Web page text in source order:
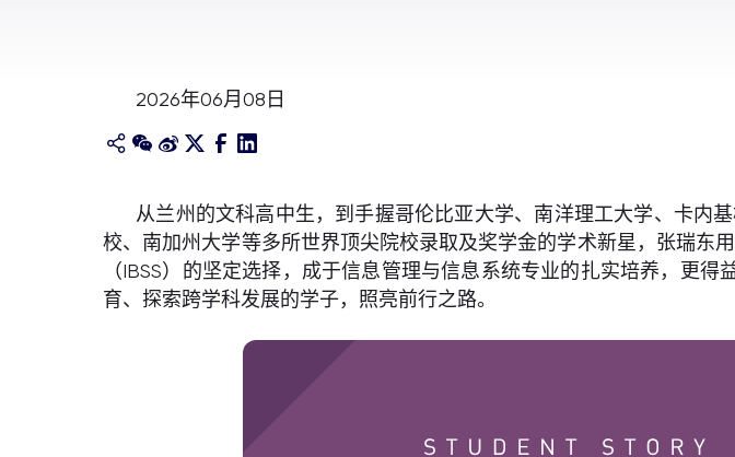
2026年06月08日
从兰州的文科高中生，到手握哥伦比亚大学、南洋理工大学、卡内
校、南加州大学等多所世界顶尖院校录取及奖学金的学术新星，张瑞东
（IBSS）的坚定选择，成于信息管理与信息系统专业的扎实培养，更
育、探索跨学科发展的学子，照亮前行之路。